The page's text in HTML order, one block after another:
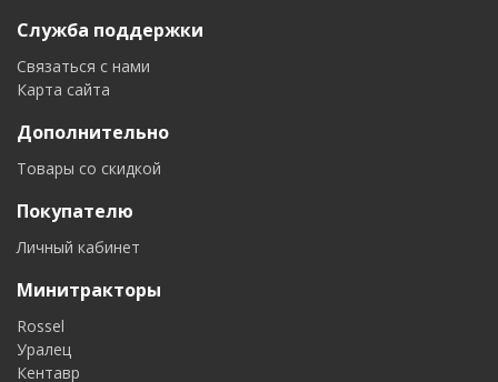
Служба поддержки
Связаться с нами
Карта сайта
Дополнительно
Товары со скидкой
Покупателю
Личный кабинет
Минитракторы
Rossel
Уралец
Кентавр